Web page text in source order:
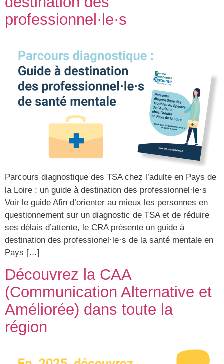
professionnel·le·s
Parcours diagnostique des TSA chez l’adulte en Pays de
la Loire : un guide à destination des professionnel·le·s
Voir le guide Afin d’orienter au mieux les personnes en
questionnement sur un diagnostic de TSA et de réduire
ses délais d’attente, le CRA présente un guide à
destination des professionel·le·s de la santé mentale en
Pays […]
Découvrez la CAA
(Communication Alternative et
Améliorée) dans toute la
région